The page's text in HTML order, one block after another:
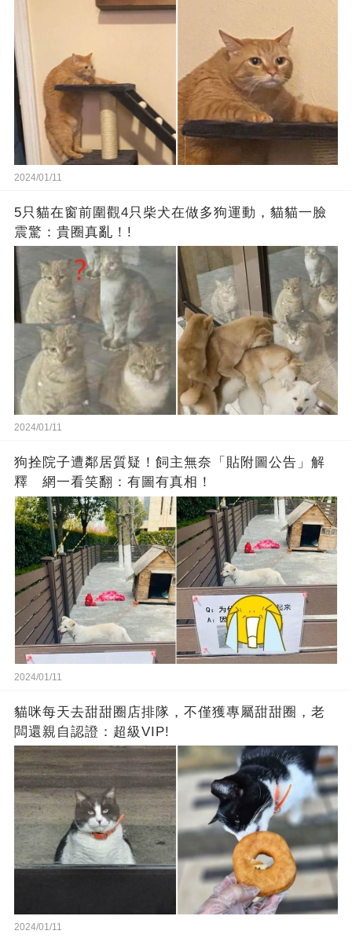
2024/01/11
5只貓在窗前圍觀4只柴犬在做多狗運動，貓貓一臉
震驚：貴圈真亂！!
2024/01/11
狗拴院子遭鄰居質疑！飼主無奈「貼附圖公告」解
釋 網一看笑翻：有圖有真相！
2024/01/11
貓咪每天去甜甜圈店排隊，不僅獲專屬甜甜圈，老
闆還親自認證：超級VIP!
2024/01/11